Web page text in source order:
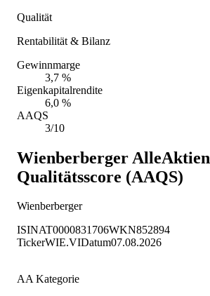
Qualität
Rentabilität & Bilanz
Gewinnmarge
3,7 %
Eigenkapitalrendite
6,0 %
AAQS
3/10
Wienberberger AlleAktien
Qualitätsscore (AAQS)
Wienberberger
ISINAT0000831706WKN852894
TickerWIE.VIDatum07.08.2026
AA Kategorie